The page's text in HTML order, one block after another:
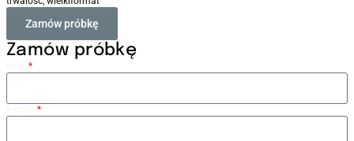
Zamów próbkę
Zamów próbkę